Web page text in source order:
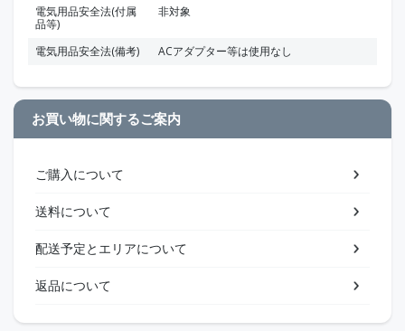
電気用品安全法(付属
品等)
非対象
電気用品安全法(備考) ACアダプター等は使用なし
お買い物に関するご案内
ご購入について
送料について
配送予定とエリアについて
返品について